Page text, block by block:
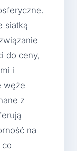
siatką
do ceny,
i
węże
z
na
co